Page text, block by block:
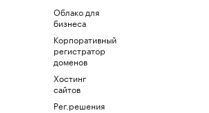
Облако для
бизнеса
Корпоративный
регистратор
доменов
Хостинг
сайтов
Рег.решения